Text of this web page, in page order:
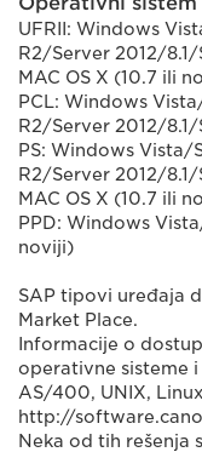
UFRII: Windows
R2/Server 2012/
MAC OS X (10.7 ili
PCL: Windows
R2/Server 2012/
PS: Windows
R2/Server 2012/
MAC OS X (10.7 ili
PPD: Windows
noviji)
SAP tipovi uređaja
Market Place.
Informacije o
operativne sisteme
AS/400, UNIX,
http://
Neka od tih rešenja